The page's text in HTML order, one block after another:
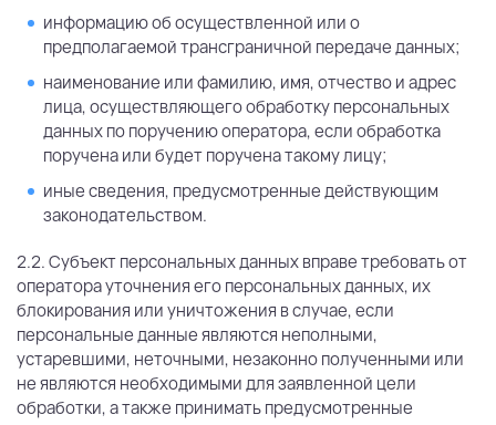
информацию об осуществленной или о
предполагаемой трансграничной передаче данных;
наименование или фамилию, имя, отчество и адрес
лица, осуществляющего обработку персональных
данных по поручению оператора, если обработка
поручена или будет поручена такому лицу;
иные сведения, предусмотренные действующим
законодательством.
2.2. Субъект персональных данных вправе требовать от
оператора уточнения его персональных данных, их
блокирования или уничтожения в случае, если
персональные данные являются неполными,
устаревшими, неточными, незаконно полученными или
не являются необходимыми для заявленной цели
обработки, а также принимать предусмотренные